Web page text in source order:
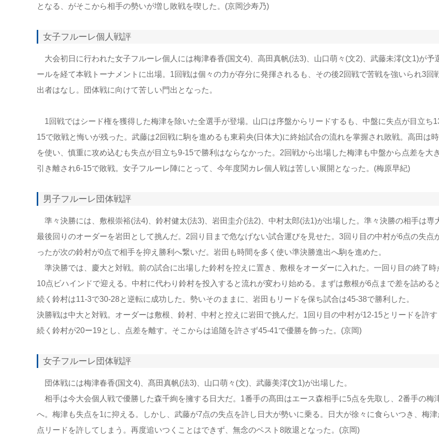
となる、がそこから相手の勢いが増し敗戦を喫した。(京岡沙寿乃)
女子フルーレ個人戦評
大会初日に行われた女子フルーレ個人には梅津春香(国文4)、高田真帆(法3)、山口萌々(文2)、武藤未澪(文1)が予
ールを経て本戦トーナメントに出場。1回戦は個々の力が存分に発揮されるも、その後2回戦で苦戦を強いられ3回
出者はなし。団体戦に向けて苦しい門出となった。
1回戦ではシード権を獲得した梅津を除いた全選手が登場。山口は序盤からリードするも、中盤に失点が目立ち
15で敗戦と悔いが残った。武藤は2回戦に駒を進めるも東莉央(日体大)に終始試合の流れを掌握され敗戦。高田は
を使い、慎重に攻め込むも失点が目立ち9-15で勝利はならなかった。2回戦から出場した梅津も中盤から点差を大
引き離され6-15で敗戦。女子フルーレ陣にとって、今年度関カレ個人戦は苦しい展開となった。 (梅原早紀)
男子フルーレ団体戦評
準々決勝には、敷根崇裕(法4)、鈴村健太(法3)、岩田圭介(法2)、中村太郎(法1)が出場した。準々決勝の相手は専
最後回りのオーダーを岩田として挑んだ。2回り目まで危なげない試合運びを見せた。3回り目の中村が6点の失点
ったが次の鈴村が0点で相手を抑え勝利へ繋いだ。岩田も時間を多く使い準決勝進出へ駒を進めた。
準決勝では、慶大と対戦。前の試合に出場した鈴村を控えに置き、敷根をオーダーに入れた。一回り目の終了時
10点ビハインドで迎える。中村に代わり鈴村を投入すると流れが変わり始める。まずは敷根が6点まで差を詰める
続く鈴村は11-3で30-28と逆転に成功した。勢いそのままに、岩田もリードを保ち試合は45-38で勝利した。
決勝戦は中大と対戦。オーダーは敷根、鈴村、中村と控えに岩田で挑んだ。1回り目の中村が12-15とリードを許す
続く鈴村が20ー19とし、点差を離す。そこからは追随を許さず45-41で優勝を飾った。(京岡)
女子フルーレ団体戦評
団体戦には梅津春香(国文4)、髙田真帆(法3)、山口萌々(文)、武藤美澪(文1)が出場した。
相手は今大会個人戦で優勝した森千絢を擁する日大だ。1番手の髙田はエース森相手に5点を先取し、2番手の梅
へ。梅津も失点を1に抑える。しかし、武藤が7点の失点を許し日大が勢いに乗る。日大が徐々に食らいつき、梅津
点リードを許してしまう。再度追いつくことはできず、無念のベスト8敗退となった。(京岡)